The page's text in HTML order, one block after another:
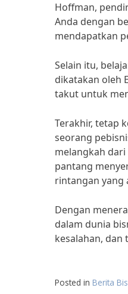
Hoffman,
Anda dengan
mendapatkan
Selain itu,
dikatakan oleh
takut untuk
Terakhir, tetap
seorang
melangkah
pantang
rintangan yang
Dengan
dalam dunia
kesalahan, dan
Posted in Berita